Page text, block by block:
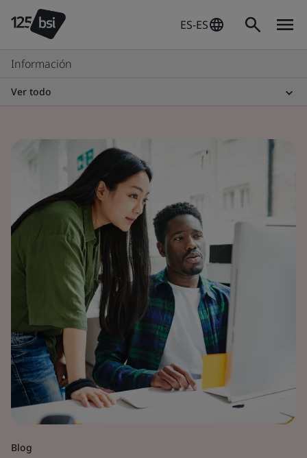
ES-ES
Información
Ver todo
Blog